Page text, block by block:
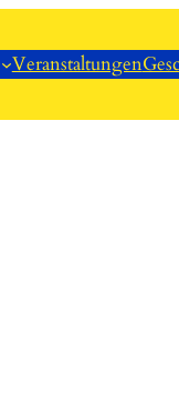
Veranstaltungen